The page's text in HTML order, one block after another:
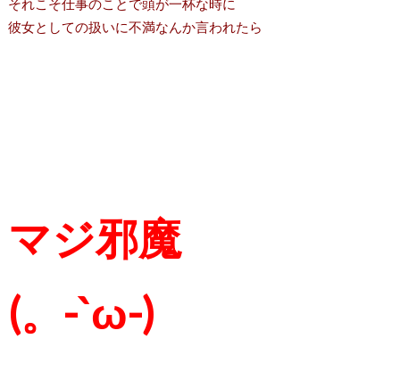
それこそ仕事のことで頭が一杯な時に
彼女としての扱いに不満なんか言われたら
マジ邪魔
(。-`ω-)